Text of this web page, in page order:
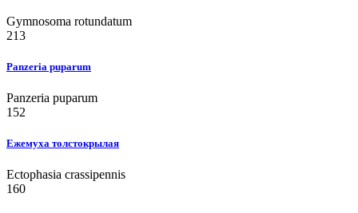
Gymnosoma rotundatum
213
Panzeria puparum
Panzeria puparum
152
Ежемуха толстокрылая
Ectophasia crassipennis
160